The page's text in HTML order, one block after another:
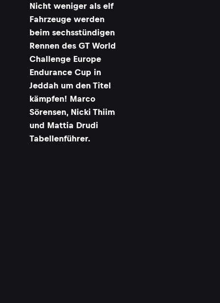
Nicht weniger als elf
Fahrzeuge werden
beim sechsstündigen
Rennen des GT World
Challenge Europe
Endurance Cup in
Jeddah um den Titel
kämpfen! Marco
Sörensen, Nicki Thiim
und Mattia Drudi
Tabellenführer.